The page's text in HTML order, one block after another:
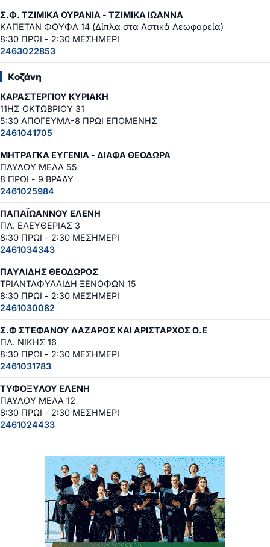
Σ.Φ. ΤΖΙΜΙΚΑ ΟΥΡΑΝΙΑ - ΤΖΙΜΙΚΑ ΙΩΑΝΝΑ
ΚΑΠΕΤΑΝ ΦΟΥΦΑ 14 (Δίπλα στα Αστικά Λεωφορεία)
8:30 ΠΡΩΙ - 2:30 ΜΕΣΗΜΕΡΙ
2463022853
Κοζάνη
ΚΑΡΑΣΤΕΡΓΙΟΥ ΚΥΡΙΑΚΗ
11ΗΣ ΟΚΤΩΒΡΙΟΥ 31
5:30 ΑΠΟΓΕΥΜΑ-8 ΠΡΩΙ ΕΠΟΜΕΝΗΣ
2461041705
ΜΗΤΡΑΓΚΑ ΕΥΓΕΝΙΑ - ΔΙΑΦΑ ΘΕΟΔΩΡΑ
ΠΑΥΛΟΥ ΜΕΛΑ 55
8 ΠΡΩΙ - 9 ΒΡΑΔΥ
2461025984
ΠΑΠΑΪΩΑΝΝΟΥ ΕΛΕΝΗ
ΠΛ. ΕΛΕΥΘΕΡΙΑΣ 3
8:30 ΠΡΩΙ - 2:30 ΜΕΣΗΜΕΡΙ
2461034343
ΠΑΥΛΙΔΗΣ ΘΕΟΔΩΡΟΣ
ΤΡΙΑΝΤΑΦΥΛΛΙΔΗ ΞΕΝΟΦΩΝ 15
8:30 ΠΡΩΙ - 2:30 ΜΕΣΗΜΕΡΙ
2461030082
Σ.Φ ΣΤΕΦΑΝΟΥ ΛΑΖΑΡΟΣ ΚΑΙ ΑΡΙΣΤΑΡΧΟΣ Ο.Ε
ΠΛ. ΝΙΚΗΣ 16
8:30 ΠΡΩΙ - 2:30 ΜΕΣΗΜΕΡΙ
2461031783
ΤΥΦΟΞΥΛΟΥ ΕΛΕΝΗ
ΠΑΥΛΟΥ ΜΕΛΑ 12
8:30 ΠΡΩΙ - 2:30 ΜΕΣΗΜΕΡΙ
2461024433